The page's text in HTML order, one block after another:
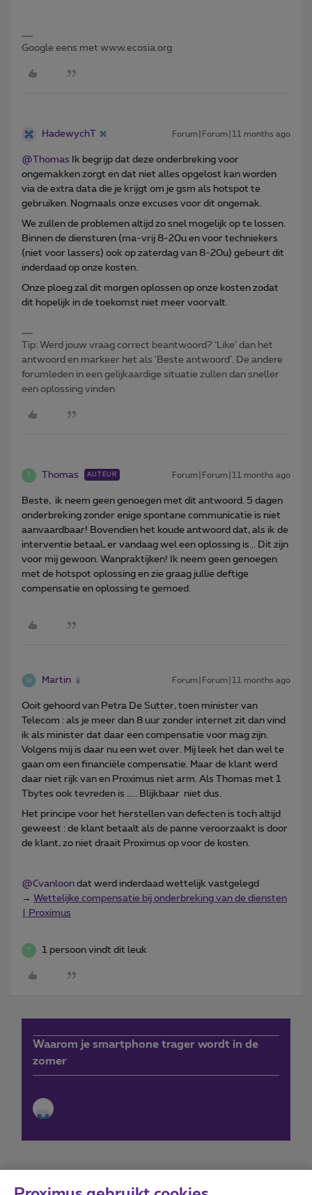
Google eens met www.ecosia.org
HadewychT Forum|Forum|11 months ago
@Thomas Ik begrijp dat deze onderbreking voor
ongemakken zorgt en dat niet alles opgelost kan worden
via de extra data die je krijgt om je gsm als hotspot te
gebruiken. Nogmaals onze excuses voor dit ongemak.
We zullen de problemen altijd zo snel mogelijk op te lossen.
Binnen de diensturen (ma-vrij 8-20u en voor techniekers
(niet voor lassers) ook op zaterdag van 8-20u) gebeurt dit
inderdaad op onze kosten.
Onze ploeg zal dit morgen oplossen op onze kosten zodat
dit hopelijk in de toekomst niet meer voorvalt.
Tip: Werd jouw vraag correct beantwoord? ‘Like’ dan het
antwoord en markeer het als 'Beste antwoord'. De andere
forumleden in een gelijkaardige situatie zullen dan sneller
een oplossing vinden
Thomas AUTEUR Forum|Forum|11 months ago
Beste, ik neem geen genoegen met dit antwoord. 5 dagen
onderbreking zonder enige spontane communicatie is niet
aanvaardbaar! Bovendien het koude antwoord dat, als ik de
interventie betaal, er vandaag wel een oplossing is... Dit zijn
voor mij gewoon. Wanpraktijken! Ik neem geen genoegen
met de hotspot oplossing en zie graag jullie deftige
compensatie en oplossing te gemoed.
Martin Forum|Forum|11 months ago
Ooit gehoord van Petra De Sutter, toen minister van
Telecom : als je meer dan 8 uur zonder internet zit dan vind
ik als minister dat daar een compensatie voor mag zijn.
Volgens mij is daar nu een wet over. Mij leek het dan wel te
gaan om een financiële compensatie. Maar de klant werd
daar niet rijk van en Proximus niet arm. Als Thomas met 1
Tbytes ook tevreden is ….. Blijkbaar niet dus.
Het principe voor het herstellen van defecten is toch altijd
geweest : de klant betaalt als de panne veroorzaakt is door
de klant, zo niet draait Proximus op voor de kosten.
@Cvanloon dat werd inderdaad wettelijk vastgelegd
→ Wettelijke compensatie bij onderbreking van de diensten
| Proximus
1 persoon vindt dit leuk
Waarom je smartphone trager wordt in de
zomer